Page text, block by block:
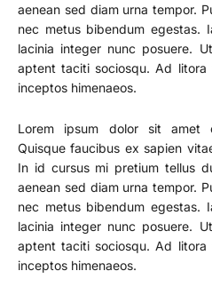
aenean sed diam urna tempor.
nec metus bibendum egestas.
lacinia integer nunc posuere.
aptent taciti sociosqu. Ad
inceptos himenaeos.
Lorem ipsum dolor sit amet
Quisque faucibus ex sapien
In id cursus mi pretium tellus
aenean sed diam urna tempor.
nec metus bibendum egestas.
lacinia integer nunc posuere.
aptent taciti sociosqu. Ad
inceptos himenaeos.